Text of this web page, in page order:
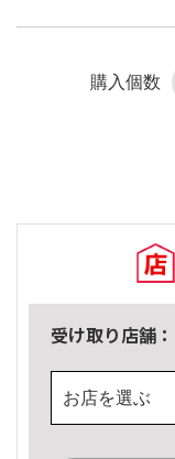
購入個数
受け取り店舗：
お店を選ぶ